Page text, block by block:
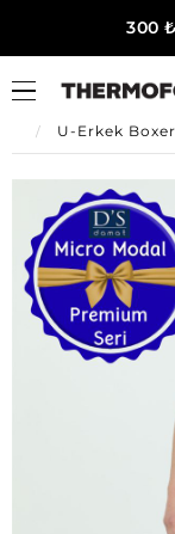
300
Ana Sayfa
U-Erkek